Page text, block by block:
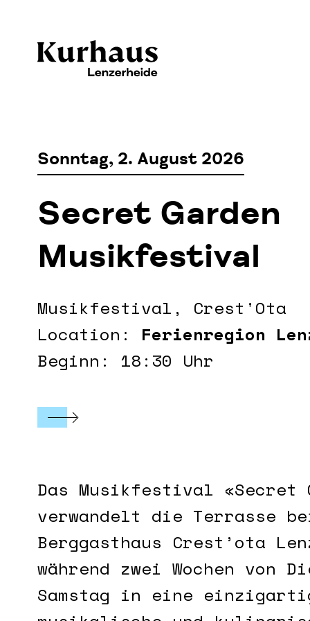
Sonntag, 2. August 2026
Secret Garden
Musikfestival
Musikfestival, Crest'Ota
Location: Ferienregion
Beginn: 18:30 Uhr
Das Musikfestival «Secret
verwandelt die Terrasse
Berggasthaus Crest’ota
während zwei Wochen von
Samstag in eine